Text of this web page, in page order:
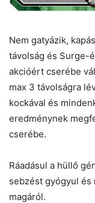
Nem gatyázik,
távolság és Surge-
akcióért cserébe
max 3 távolságra
kockával és
eredménynek
cserébe.
Ráadásul a hüllő
sebzést gyógyul
magáról.